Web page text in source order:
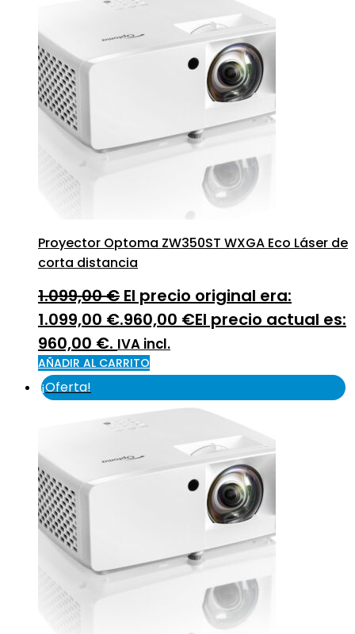
Proyector Optoma ZW350ST WXGA Eco Láser de
corta distancia
1.099,00€ El precio original era:
1.099,00 €.960,00 €El precio actual es:
960,00 €. IVA incl.
AÑADIR AL CARRITO
¡Oferta!